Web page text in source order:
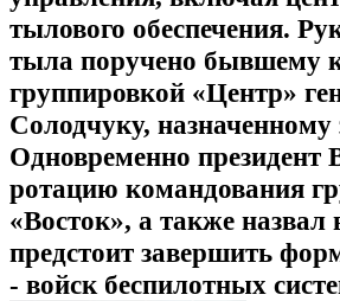
тылового обеспечения.
тыла поручено бывшему
группировкой «Центр»
Солодчуку,
Одновременно
ротацию командования
«Восток», а также
предстоит завершить
- войск беспилотных